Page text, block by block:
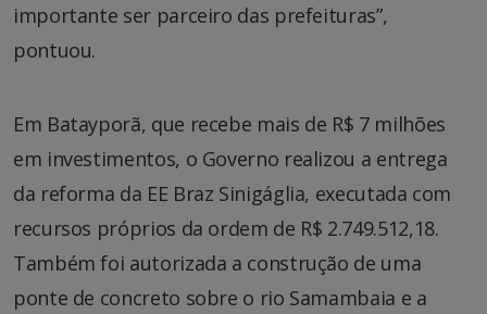
importante ser parceiro das prefeituras”,
pontuou.
Em Batayporã, que recebe mais de R$ 7 milhões
em investimentos, o Governo realizou a entrega
da reforma da EE Braz Sinigáglia, executada com
recursos próprios da ordem de R$ 2.749.512,18.
Também foi autorizada a construção de uma
ponte de concreto sobre o rio Samambaia e a